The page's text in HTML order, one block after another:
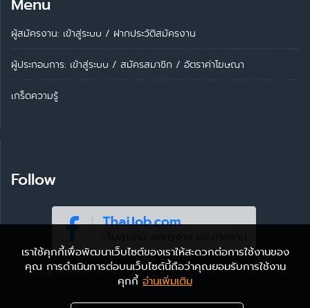
Menu
ผู้สมัครงาน: เข้าสู่ระบบ / ฝากประวัติสมัครงาน
ผู้ประกอบการ: เข้าสู่ระบบ / สมัครสมาชิก / อัตราค่าโฆษณา
เกร็ดความรู้
Follow
เราใช้คุกกี้เพื่อพัฒนาเว็บไซต์ของเราให้สะดวกต่อการใช้งานของ
คุณ การดำเนินการต่อบนเว็บไซต์นี้ถือว่าคุณยอมรับการใช้งาน
คุกกี้ อ่านเพิ่มเติม